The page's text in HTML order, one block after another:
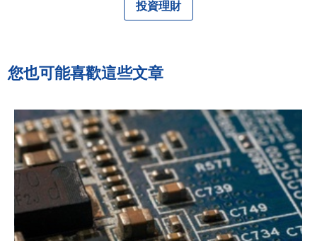
投資理財
您也可能喜歡這些文章